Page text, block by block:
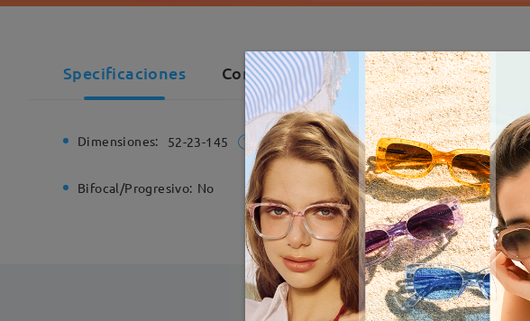
Specificaciones Comentarios de Clientes(2)
Dimensiones: 52-23-145 Ancho de la montura: 133 mm
Bifocal/Progresivo: No Bisagra de resorte: No